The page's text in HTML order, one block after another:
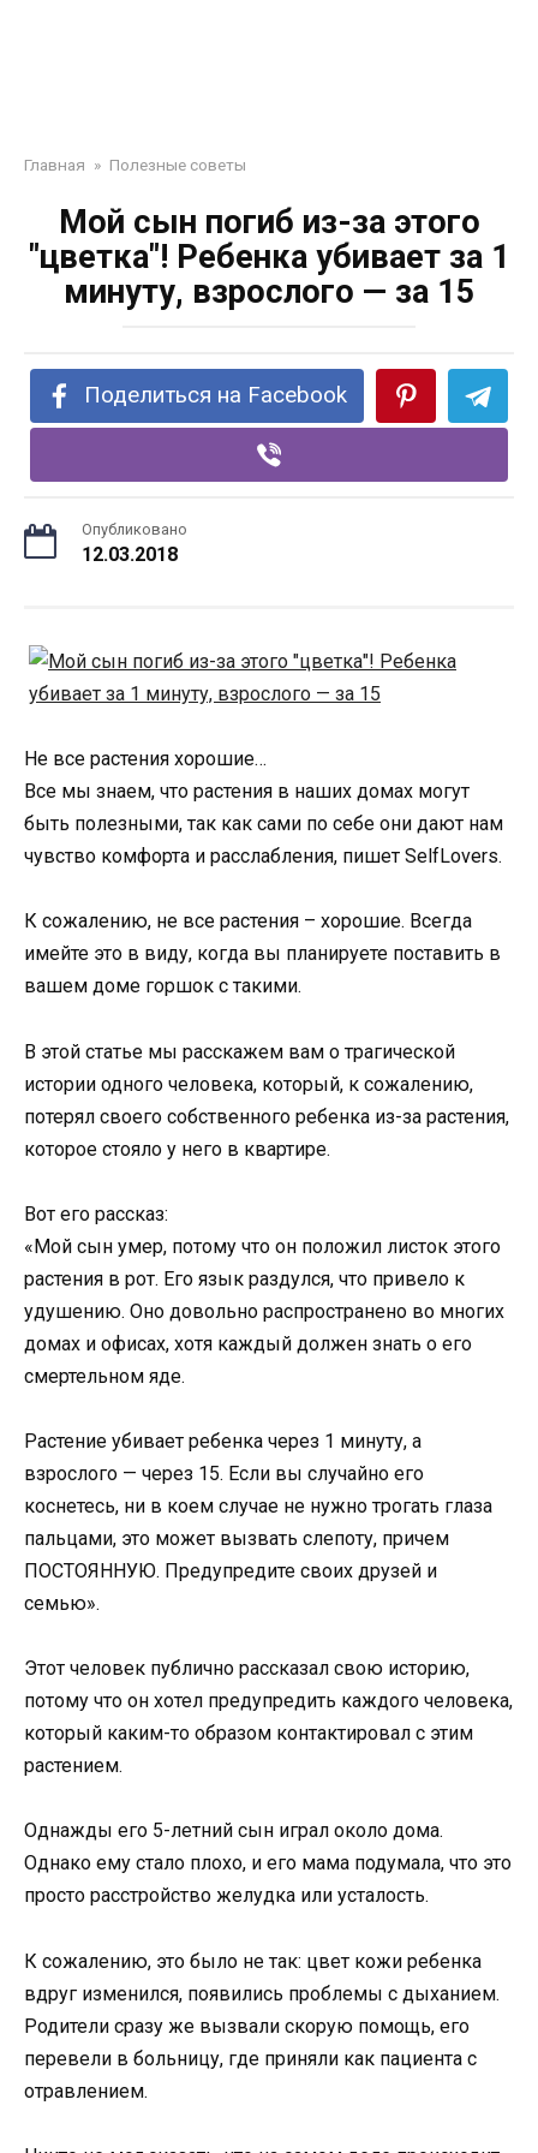
Главная » Полезные советы
Мой сын погиб из-за этого
″цветка″! Ребенка убивает за 1
минуту, взрослого — за 15
Поделиться на Facebook
Опубликовано
12.03.2018
Не все растения хорошие…
Все мы знаем, что растения в наших домах могут
быть полезными, так как сами по себе они дают нам
чувство комфорта и расслабления, пишет SelfLovers.
К сожалению, не все растения – хорошие. Всегда
имейте это в виду, когда вы планируете поставить в
вашем доме горшок с такими.
В этой статье мы расскажем вам о трагической
истории одного человека, который, к сожалению,
потерял своего собственного ребенка из-за растения,
которое стояло у него в квартире.
Вот его рассказ:
«Мой сын умер, потому что он положил листок этого
растения в рот. Его язык раздулся, что привело к
удушению. Оно довольно распространено во многих
домах и офисах, хотя каждый должен знать о его
смертельном яде.
Растение убивает ребенка через 1 минуту, а
взрослого — через 15. Если вы случайно его
коснетесь, ни в коем случае не нужно трогать глаза
пальцами, это может вызвать слепоту, причем
ПОСТОЯННУЮ. Предупредите своих друзей и
семью».
Этот человек публично рассказал свою историю,
потому что он хотел предупредить каждого человека,
который каким-то образом контактировал с этим
растением.
Однажды его 5-летний сын играл около дома.
Однако ему стало плохо, и его мама подумала, что это
просто расстройство желудка или усталость.
К сожалению, это было не так: цвет кожи ребенка
вдруг изменился, появились проблемы с дыханием.
Родители сразу же вызвали скорую помощь, его
перевели в больницу, где приняли как пациента с
отравлением.